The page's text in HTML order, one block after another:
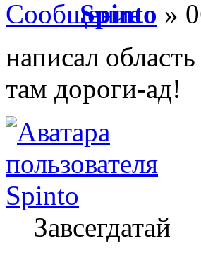
Spinto »
написал
там дороги-ад!
Spinto
Завсегдатай